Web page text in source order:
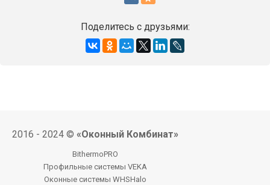
Поделитесь с друзьями:
2016 - 2024 © «Оконный Комбинат»
BithermoPRO
Профильные системы VEKA
Оконные системы WHSHalo